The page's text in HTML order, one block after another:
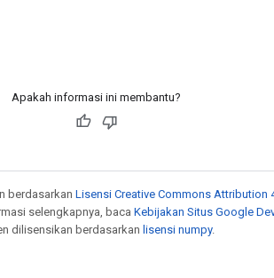
Apakah informasi ini membantu?
berdasarkan Lisensi Creative Commons Attribution
selengkapnya, baca Kebijakan Situs Google
dilisensikan berdasarkan lisensi numpy.